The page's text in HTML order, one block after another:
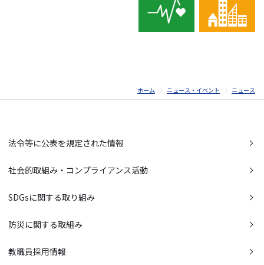
ホーム ニュース・イベント ニュース
法令等に公表を規定された情報
社会的取組み・コンプライアンス活動
SDGsに関する取り組み
防災に関する取組み
教職員採用情報